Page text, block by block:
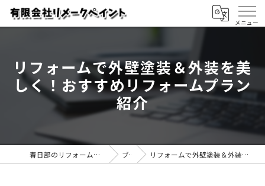
リフォームで外壁塗装＆外装を美
しく！おすすめリフォームプラン
紹介
春日部のリフォームなら有限会社リメークペイント ブログ リフォームで外壁塗装＆外装を美しく！おすすめリフォームプラン紹介